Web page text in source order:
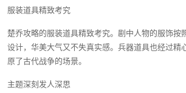
服装道具精致考究
楚乔攻略的服装道具精致考究。剧中人物的服饰按
设计，华美大气又不失真实感。兵器道具也经过精
原了古代战争的场景。
主题深刻发人深思